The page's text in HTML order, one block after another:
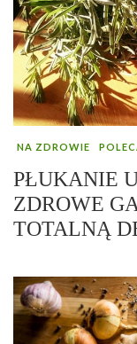
NA ZDROWIE
PŁUKANIE
ZDROWE
TOTALNĄ